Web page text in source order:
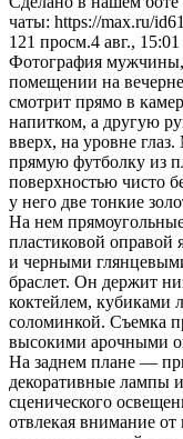
чаты: https://max.ru/
121 просм.4 авг., 15:01
Фотография мужчины,
помещении на
смотрит прямо в
напитком, а другую
вверх, на уровне
прямую футболку из
поверхностью чисто
у него две тонкие
На нем
пластиковой оправой
и черными
браслет. Он держит
коктейлем, кубиками
соломинкой. Съемка
высокими арочными
На заднем плане —
декоративные лампы
сценического
отвлекая внимание